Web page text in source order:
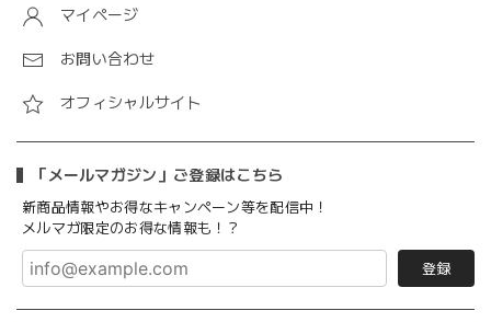
マイページ
お問い合わせ
オフィシャルサイト
「メールマガジン」ご登録はこちら
新商品情報やお得なキャンペーン等を配信中！
メルマガ限定のお得な情報も！？
登録